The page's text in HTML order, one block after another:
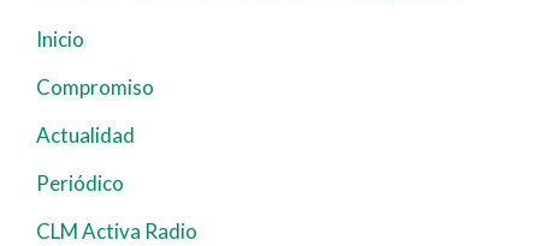
Navegación
principal
Inicio
Compromiso
Actualidad
Periódico
CLM Activa Radio